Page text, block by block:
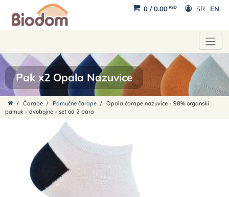
0/0.00 RSD SR EN
Pak x2 Opala Nazuvice
/ Čarape / Pamučne čarape / Opala čarape nazuvice - 98% organski
pamuk - dvobojne - set od 2 para